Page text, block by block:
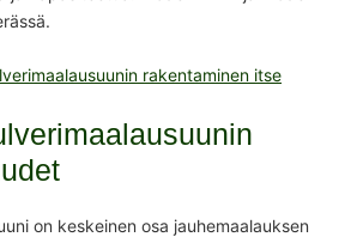
rakentaminen itse
on keskeinen osa jauhemaalauksen